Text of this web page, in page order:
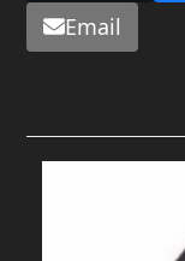
Email